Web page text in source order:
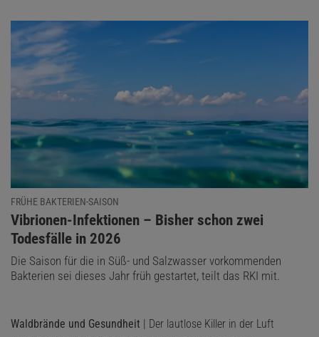
FRÜHE BAKTERIEN-SAISON
:
Vibrionen-Infektionen – Bisher schon zwei
Todesfälle in 2026
Die Saison für die in Süß- und Salzwasser vorkommenden
Bakterien sei dieses Jahr früh gestartet, teilt das RKI mit.
Waldbrände und Gesundheit | Der lautlose Killer in der Luft